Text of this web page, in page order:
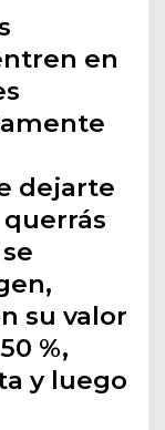
en
dejarte
su valor
%,
y luego